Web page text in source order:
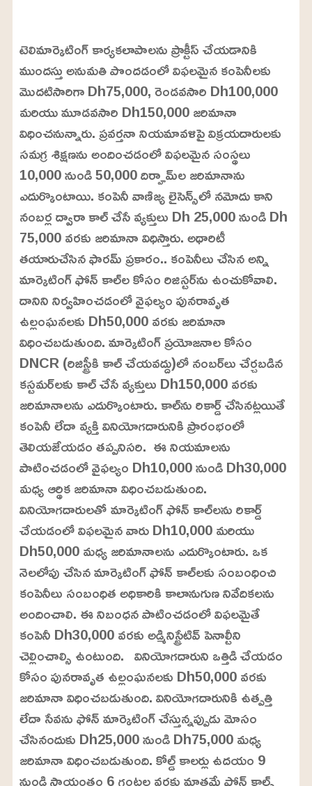
U
n
u
t
e
a
d
d
2
4
.
6
3
%
టెలిమార్కెటింగ్ కార్యకలాపాలను ప్రాక్టీస్ చేయడానికి
ముందస్తు అనుమతి పొందడంలో విఫలమైన కంపెనీలకు
మొదటిసారిగా Dh75,000, రెండవసారి Dh100,000
మరియు మూడవసారి Dh150,000 జరిమానా
విధించనున్నారు. ప్రవర్తనా నియమావళిపై విక్రయదారులకు
సమగ్ర శిక్షణను అందించడంలో విఫలమైన సంస్థలు
10,000 నుండి 50,000 దిర్హామ్‌ల జరిమానాను
ఎదుర్కొంటాయి. కంపెనీ వాణిజ్య లైసెన్స్‌లో నమోదు కాని
నంబర్ల ద్వారా కాల్ చేసే వ్యక్తులు Dh 25,000 నుండి Dh
75,000 వరకు జరిమానా విధిస్తారు. అథారిటీ
తయారుచేసిన ఫారమ్ ప్రకారం.. కంపెనీలు చేసిన అన్ని
మార్కెటింగ్ ఫోన్ కాల్‌ల కోసం రిజిస్టర్‌ను ఉంచుకోవాలి.
దానిని నిర్వహించడంలో వైఫల్యం పునరావృత
ఉల్లంఘనలకు Dh50,000 వరకు జరిమానా
విధించబడుతుంది. మార్కెటింగ్ ప్రయోజనాల కోసం
DNCR (రిజిస్ట్రీకి కాల్ చేయవద్దు)లో నంబర్‌లు చేర్చబడిన
కస్టమర్‌లకు కాల్ చేసే వ్యక్తులు Dh150,000 వరకు
జరిమానాలను ఎదుర్కొంటారు. కాల్‌ను రికార్డ్ చేసినట్లయితే
కంపెనీ లేదా వ్యక్తి వినియోగదారునికి ప్రారంభంలో
తెలియజేయడం తప్పనిసరి. ఈ నియమాలను
పాటించడంలో వైఫల్యం Dh10,000 నుండి Dh30,000
మధ్య ఆర్థిక జరిమానా విధించబడుతుంది.
వినియోగదారులతో మార్కెటింగ్ ఫోన్ కాల్‌లను రికార్డ్
చేయడంలో విఫలమైన వారు Dh10,000 మరియు
Dh50,000 మధ్య జరిమానాలను ఎదుర్కొంటారు. ఒక
నెలలోపు చేసిన మార్కెటింగ్ ఫోన్ కాల్‌లకు సంబంధించి
కంపెనీలు సంబంధిత అధికారికి కాలానుగుణ నివేదికలను
అందించాలి. ఈ నిబంధన పాటించడంలో విఫలమైతే
కంపెనీ Dh30,000 వరకు అడ్మినిస్ట్రేటివ్ పెనాల్టీని
చెల్లించాల్సి ఉంటుంది. వినియోగదారుని ఒత్తిడి చేయడం
కోసం పునరావృత ఉల్లంఘనలకు Dh50,000 వరకు
జరిమానా విధించబడుతుంది. వినియోగదారునికి ఉత్పత్తి
లేదా సేవను ఫోన్ మార్కెటింగ్ చేస్తున్నప్పుడు మోసం
చేసినందుకు Dh25,000 నుండి Dh75,000 మధ్య
జరిమానా విధించబడుతుంది. కోల్డ్ కాలర్లు ఉదయం 9
నుండి సాయంత్రం 6 గంటల వరకు మాత్రమే ఫోన్ కాల్స్